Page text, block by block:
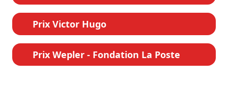
Prix Victor Hugo
Prix Wepler - Fondation La Poste